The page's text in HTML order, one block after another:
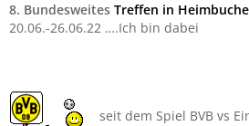
8. Bundesweites Treffen in
20.06.-26.06.22 ….Ich bin dabei
seit dem Spiel BVB vs